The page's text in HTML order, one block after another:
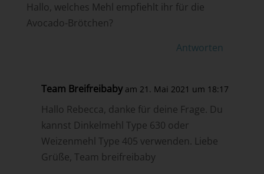
Hallo, welches Mehl empfiehlt ihr für die
Avocado-Brötchen?
Antworten
Team Breifreibaby am 21. Mai 2021 um 18:17
Hallo Rebecca, danke für deine Frage. Du
kannst Dinkelmehl Type 630 oder
Weizenmehl Type 405 verwenden. Liebe
Grüße, Team breifreibaby